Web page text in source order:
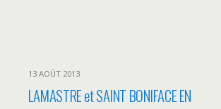
13 AOÛT 2013
LAMASTRE et SAINT BONIFACE EN